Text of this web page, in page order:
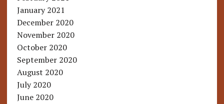
January 2021
December 2020
November 2020
October 2020
September 2020
August 2020
July 2020
June 2020